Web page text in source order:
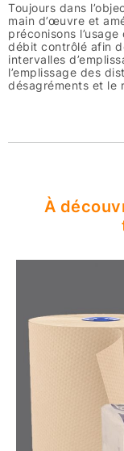
Toujours dans
main d’œuvre et
préconisons
débit contrôlé afin
intervalles
l’emplissage des
désagréments et le
À